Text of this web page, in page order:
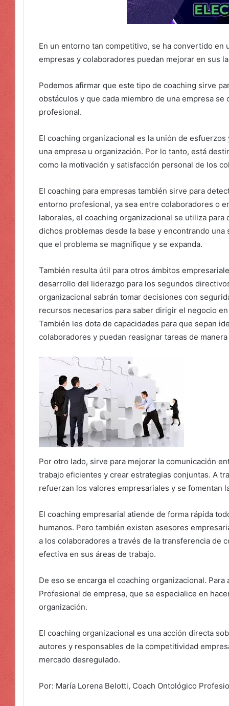
En un entorno tan competitivo, se ha convertido en
empresas y colaboradores puedan mejorar en sus
Podemos afirmar que este tipo de coaching sirve
obstáculos y que cada miembro de una empresa
profesional.
El coaching organizacional es la unión de
una empresa u organización. Por lo tanto, está
como la motivación y satisfacción personal de los
El coaching para empresas también sirve para
entorno profesional, ya sea entre colaboradores o
laborales, el coaching organizacional se utiliza
dichos problemas desde la base y encontrando
que el problema se magnifique y se expanda.
También resulta útil para otros ámbitos
desarrollo del liderazgo para los segundos
organizacional sabrán tomar decisiones con
recursos necesarios para saber dirigir el negocio
También les dota de capacidades para que sepan
colaboradores y puedan reasignar tareas de
Por otro lado, sirve para mejorar la comunicación
trabajo eficientes y crear estrategias conjuntas. A
refuerzan los valores empresariales y se fomentan
El coaching empresarial atiende de forma rápida
humanos. Pero también existen asesores
a los colaboradores a través de la transferencia de
efectiva en sus áreas de trabajo.
De eso se encarga el coaching organizacional.
Profesional de empresa, que se especialice en
organización.
El coaching organizacional es una acción directa
autores y responsables de la competitividad
mercado desregulado.
Por: María Lorena Belotti, Coach Ontológico